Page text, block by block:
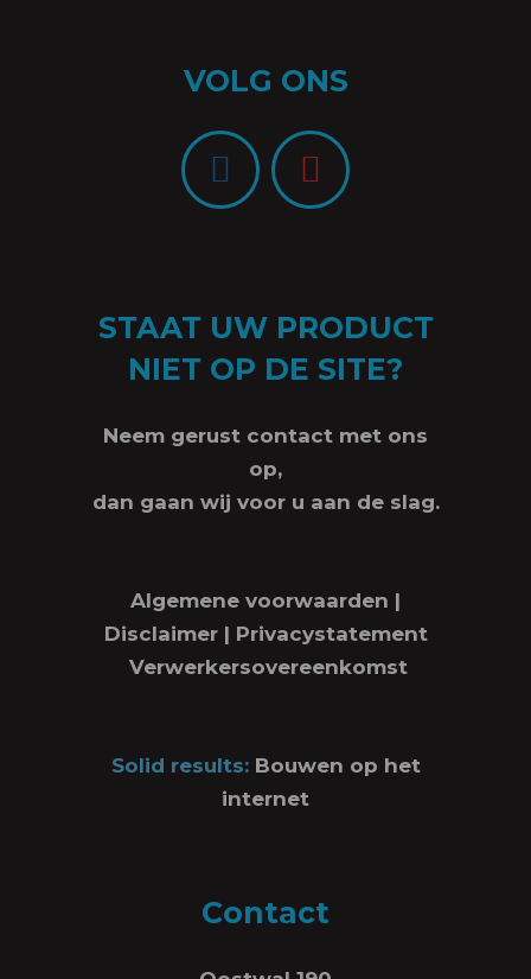
VOLG ONS
STAAT UW PRODUCT
NIET OP DE SITE?
Neem gerust contact met ons
op,
dan gaan wij voor u aan de slag.
Algemene voorwaarden |
Disclaimer| Privacystatement
Verwerkersovereenkomst
Solid results: Bouwen op het
internet
Contact